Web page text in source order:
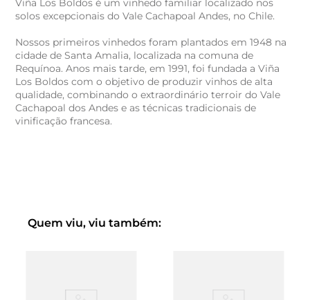
Viña Los Boldos é um vinhedo familiar localizado nos
solos excepcionais do Vale Cachapoal Andes, no Chile.
Nossos primeiros vinhedos foram plantados em 1948 na
cidade de Santa Amalia, localizada na comuna de
Requínoa. Anos mais tarde, em 1991, foi fundada a Viña
Los Boldos com o objetivo de produzir vinhos de alta
qualidade, combinando o extraordinário terroir do Vale
Cachapoal dos Andes e as técnicas tradicionais de
vinificação francesa.
Quem viu, viu também: